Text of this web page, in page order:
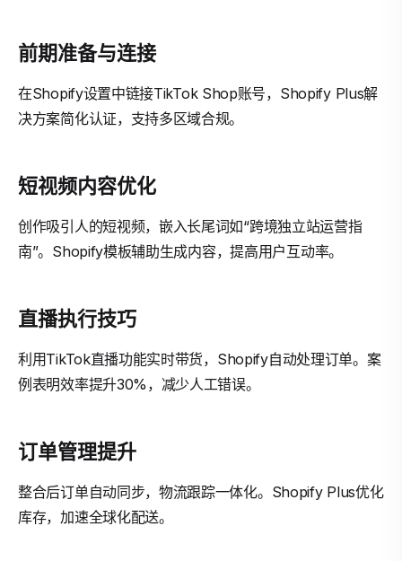
前期准备与连接
在Shopify设置中链接TikTok Shop账号，Shopify Plus解
决方案简化认证，支持多区域合规。
短视频内容优化
创作吸引人的短视频，嵌入长尾词如“跨境独立站运营指
南”。Shopify模板辅助生成内容，提高用户互动率。
直播执行技巧
利用TikTok直播功能实时带货，Shopify自动处理订单。案
例表明效率提升30%，减少人工错误。
订单管理提升
整合后订单自动同步，物流跟踪一体化。Shopify Plus优化
库存，加速全球化配送。